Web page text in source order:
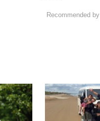
Recommended by